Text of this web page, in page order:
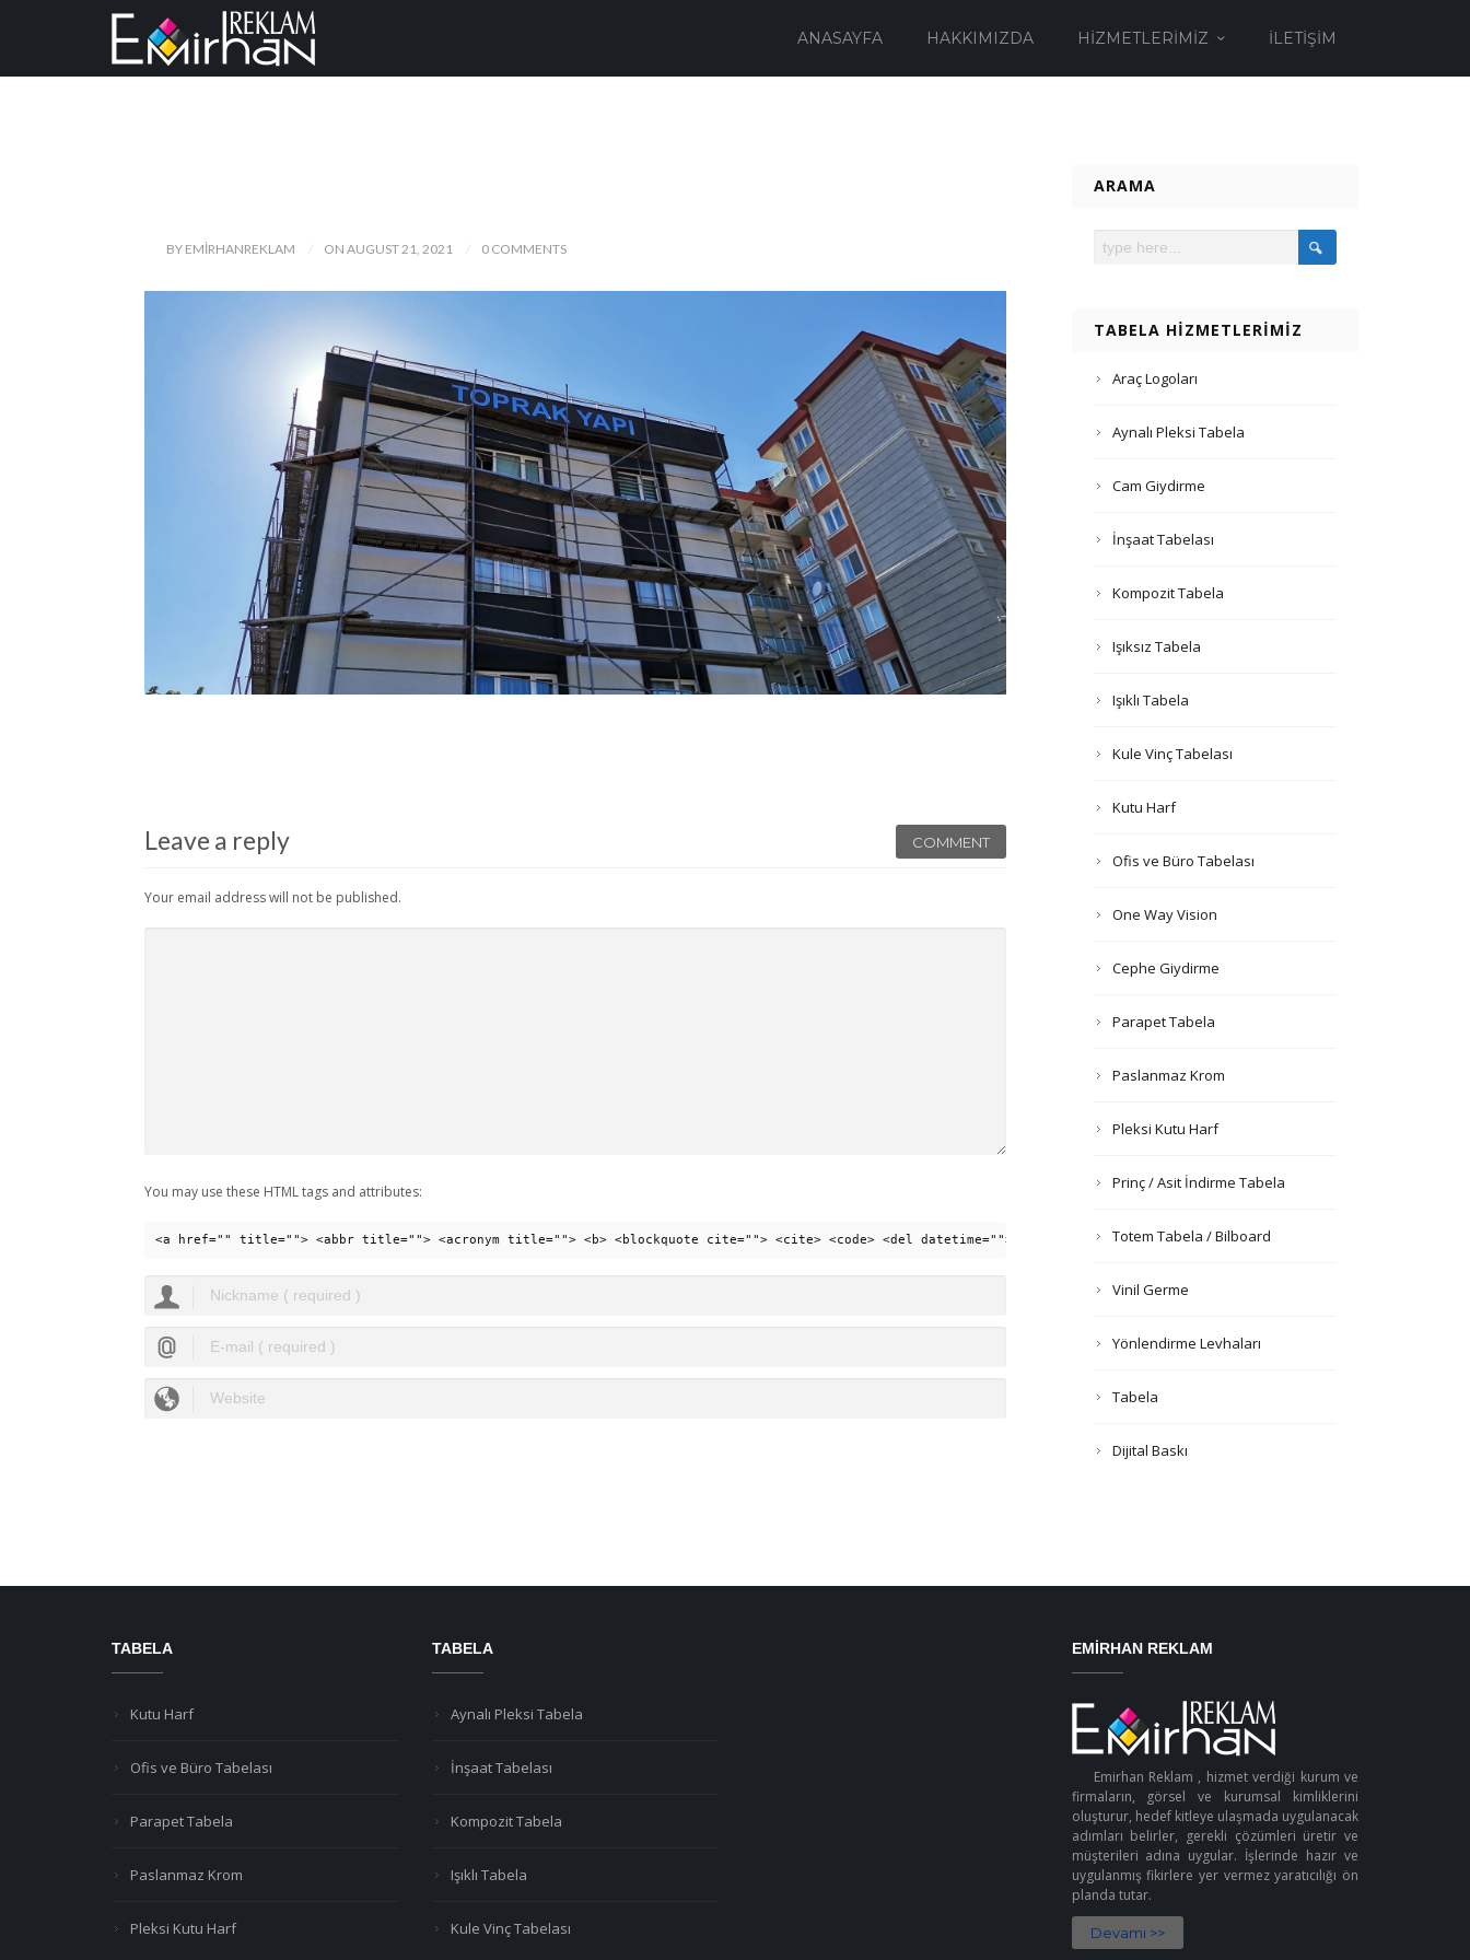
ANASAYFA HAKKIMIZDA HIZMETLERIMIZ İLETIŞIM
BY EMIRHANREKLAM ON AUGUST 21, 2021 0 COMMENTS
Leave a reply COMMENT
Your email address will not be published.
You may use these HTML tags and attributes:
<a href="" title=""> <abbr title=""> <acronym title=""> <b> <blockquote cite=""> <cite> <code> <del datetime=""> <em> <i> <q cite=""> <strike> <strong>
ARAMA
TABELA HIZMETLERIMIZ
Araç Logoları
Aynalı Pleksi Tabela
Cam Giydirme
İnşaat Tabelası
Kompozit Tabela
Işıksız Tabela
Işıklı Tabela
Kule Vinç Tabelası
Kutu Harf
Ofis ve Büro Tabelası
One Way Vision
Cephe Giydirme
Parapet Tabela
Paslanmaz Krom
Pleksi Kutu Harf
Prinç / Asit İndirme Tabela
Totem Tabela / Bilboard
Vinil Germe
Yönlendirme Levhaları
Tabela
Dijital Baskı
TABELA
Kutu Harf
Ofis ve Büro Tabelası
Parapet Tabela
Paslanmaz Krom
Pleksi Kutu Harf
TABELA
Aynalı Pleksi Tabela
İnşaat Tabelası
Kompozit Tabela
Işıklı Tabela
Kule Vinç Tabelası
EMIRHAN REKLAM
Emirhan Reklam , hizmet verdiği kurum ve
firmaların, görsel ve kurumsal kimliklerini
oluşturur, hedef kitleye ulaşmada uygulanacak
adımları belirler, gerekli çözümleri üretir ve
müşterileri adına uygular. İşlerinde hazır ve
uygulanmış fikirlere yer vermez yaratıcılığı ön
planda tutar.
Devamı >>